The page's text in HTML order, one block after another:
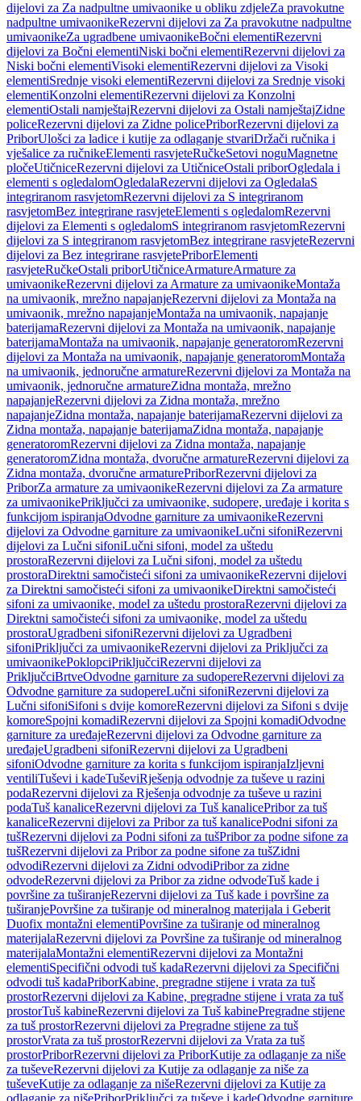
dijelovi za Za nadpultne umivaonike u obliku zdjeleZa pravokutne
nadpultne umivaonikeRezervni dijelovi za Za pravokutne nadpultne
umivaonikeZa ugradbene umivaonikeBočni elementiRezervni
dijelovi za Bočni elementiNiski bočni elementiRezervni dijelovi za
Niski bočni elementiVisoki elementiRezervni dijelovi za Visoki
elementiSrednje visoki elementiRezervni dijelovi za Srednje visoki
elementiKonzolni elementiRezervni dijelovi za Konzolni
elementiOstali namještajRezervni dijelovi za Ostali namještajZidne
policeRezervni dijelovi za Zidne policePriborRezervni dijelovi za
PriborUlošci za ladice i kutije za odlaganje stvariDržači ručnika i
vješalice za ručnikeElementi rasvjeteRučkeSetovi noguMagnetne
pločeUtičniceRezervni dijelovi za UtičniceOstali priborOgledala i
elementi s ogledalomOgledalaRezervni dijelovi za OgledalaS
integriranom rasvjetomRezervni dijelovi za S integriranom
rasvjetomBez integrirane rasvjeteElementi s ogledalomRezervni
dijelovi za Elementi s ogledalomS integriranom rasvjetomRezervni
dijelovi za S integriranom rasvjetomBez integrirane rasvjeteRezervni
dijelovi za Bez integrirane rasvjetePriborElementi
rasvjeteRučkeOstali priborUtičniceArmatureArmature za
umivaonikeRezervni dijelovi za Armature za umivaonikeMontaža
na umivaonik, mrežno napajanjeRezervni dijelovi za Montaža na
umivaonik, mrežno napajanjeMontaža na umivaonik, napajanje
baterijamaRezervni dijelovi za Montaža na umivaonik, napajanje
baterijamaMontaža na umivaonik, napajanje generatoromRezervni
dijelovi za Montaža na umivaonik, napajanje generatoromMontaža
na umivaonik, jednoručne armatureRezervni dijelovi za Montaža na
umivaonik, jednoručne armatureZidna montaža, mrežno
napajanjeRezervni dijelovi za Zidna montaža, mrežno
napajanjeZidna montaža, napajanje baterijamaRezervni dijelovi za
Zidna montaža, napajanje baterijamaZidna montaža, napajanje
generatoromRezervni dijelovi za Zidna montaža, napajanje
generatoromZidna montaža, dvoručne armatureRezervni dijelovi za
Zidna montaža, dvoručne armaturePriborRezervni dijelovi za
PriborZa armature za umivaonikeRezervni dijelovi za Za armature
za umivaonikePriključci za umivaonike, sudopere, uređaje i korita s
funkcijom ispiranjaOdvodne garniture za umivaonikeRezervni
dijelovi za Odvodne garniture za umivaonikeLučni sifoniRezervni
dijelovi za Lučni sifoniLučni sifoni, model za uštedu
prostoraRezervni dijelovi za Lučni sifoni, model za uštedu
prostoraDirektni samočisteći sifoni za umivaonikeRezervni dijelovi
za Direktni samočisteći sifoni za umivaonikeDirektni samočisteći
sifoni za umivaonike, model za uštedu prostoraRezervni dijelovi za
Direktni samočisteći sifoni za umivaonike, model za uštedu
prostoraUgradbeni sifoniRezervni dijelovi za Ugradbeni
sifoniPriključci za umivaonikeRezervni dijelovi za Priključci za
umivaonikePoklopciPriključciRezervni dijelovi za
PriključciBrtveOdvodne garniture za sudopereRezervni dijelovi za
Odvodne garniture za sudopereLučni sifoniRezervni dijelovi za
Lučni sifoniSifoni s dvije komoreRezervni dijelovi za Sifoni s dvije
komoreSpojni komadiRezervni dijelovi za Spojni komadiOdvodne
garniture za uređajeRezervni dijelovi za Odvodne garniture za
uređajeUgradbeni sifoniRezervni dijelovi za Ugradbeni
sifoniOdvodne garniture za korita s funkcijom ispiranjaIzljevni
ventiliTuševi i kadeTuševiRješenja odvodnje za tuševe u razini
podaRezervni dijelovi za Rješenja odvodnje za tuševe u razini
podaTuš kanaliceRezervni dijelovi za Tuš kanalicePribor za tuš
kanaliceRezervni dijelovi za Pribor za tuš kanalicePodni sifoni za
tušRezervni dijelovi za Podni sifoni za tušPribor za podne sifone za
tušRezervni dijelovi za Pribor za podne sifone za tušZidni
odvodiRezervni dijelovi za Zidni odvodiPribor za zidne
odvodeRezervni dijelovi za Pribor za zidne odvodeTuš kade i
površine za tuširanjeRezervni dijelovi za Tuš kade i površine za
tuširanjePovršine za tuširanje od mineralnog materijala i Geberit
Duofix montažni elementiPovršine za tuširanje od mineralnog
materijalaRezervni dijelovi za Površine za tuširanje od mineralnog
materijalaMontažni elementiRezervni dijelovi za Montažni
elementiSpecifični odvodi tuš kadaRezervni dijelovi za Specifični
odvodi tuš kadaPriborKabine, pregradne stijene i vrata za tuš
prostorRezervni dijelovi za Kabine, pregradne stijene i vrata za tuš
prostorTuš kabineRezervni dijelovi za Tuš kabinePregradne stijene
za tuš prostorRezervni dijelovi za Pregradne stijene za tuš
prostorVrata za tuš prostorRezervni dijelovi za Vrata za tuš
prostorPriborRezervni dijelovi za PriborKutije za odlaganje za niše
za tuševeRezervni dijelovi za Kutije za odlaganje za niše za
tuševeKutije za odlaganje za nišeRezervni dijelovi za Kutije za
odlaganje za nišePriborPriključci za tuševe i kadeOdvodne garniture